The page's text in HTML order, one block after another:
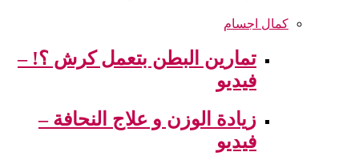
كمال اجسام
تمارين البطن بتعمل كرش ؟! –
فيديو
زيادة الوزن و علاج النحافة –
فيديو